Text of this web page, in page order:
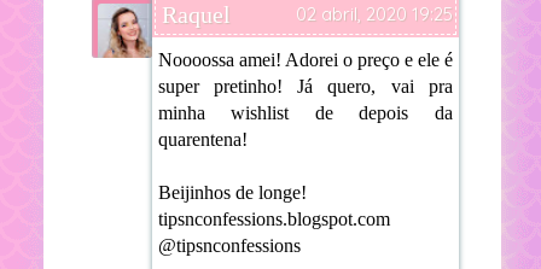
Raquel 02 abril, 2020 19:25
Noooossa amei! Adorei o preço e ele é
super pretinho! Já quero, vai pra
minha wishlist de depois da
quarentena!
Beijinhos de longe!
tipsnconfessions.blogspot.com
@tipsnconfessions